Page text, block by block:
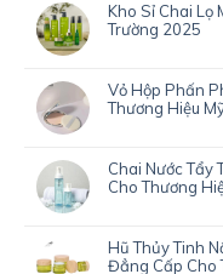
Kho Sỉ Chai Lọ
Trường 2025
Vỏ Hộp Phấn
Thương Hiệu
Chai Nước Tẩy
Cho Thương
Hũ Thủy Tinh
Đẳng Cấp Cho